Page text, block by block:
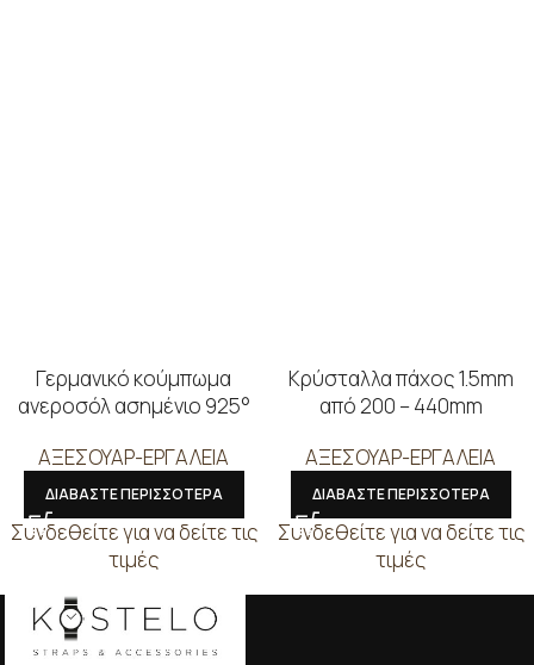
Γερμανικό κούμπωμα
ανεροσόλ ασημένιο 925°
ΑΞΕΣΟΥΑΡ-ΕΡΓΑΛΕΙΑ
ΔΙΑΒΑΣΤΕ ΠΕΡΙΣΣΟΤΕΡΑ
Συνδεθείτε για να δείτε τις
τιμές
Κρύσταλλα πάχος 1.5mm
από 200 – 440mm
ΑΞΕΣΟΥΑΡ-ΕΡΓΑΛΕΙΑ
ΔΙΑΒΑΣΤΕ ΠΕΡΙΣΣΟΤΕΡΑ
Συνδεθείτε για να δείτε τις
τιμές